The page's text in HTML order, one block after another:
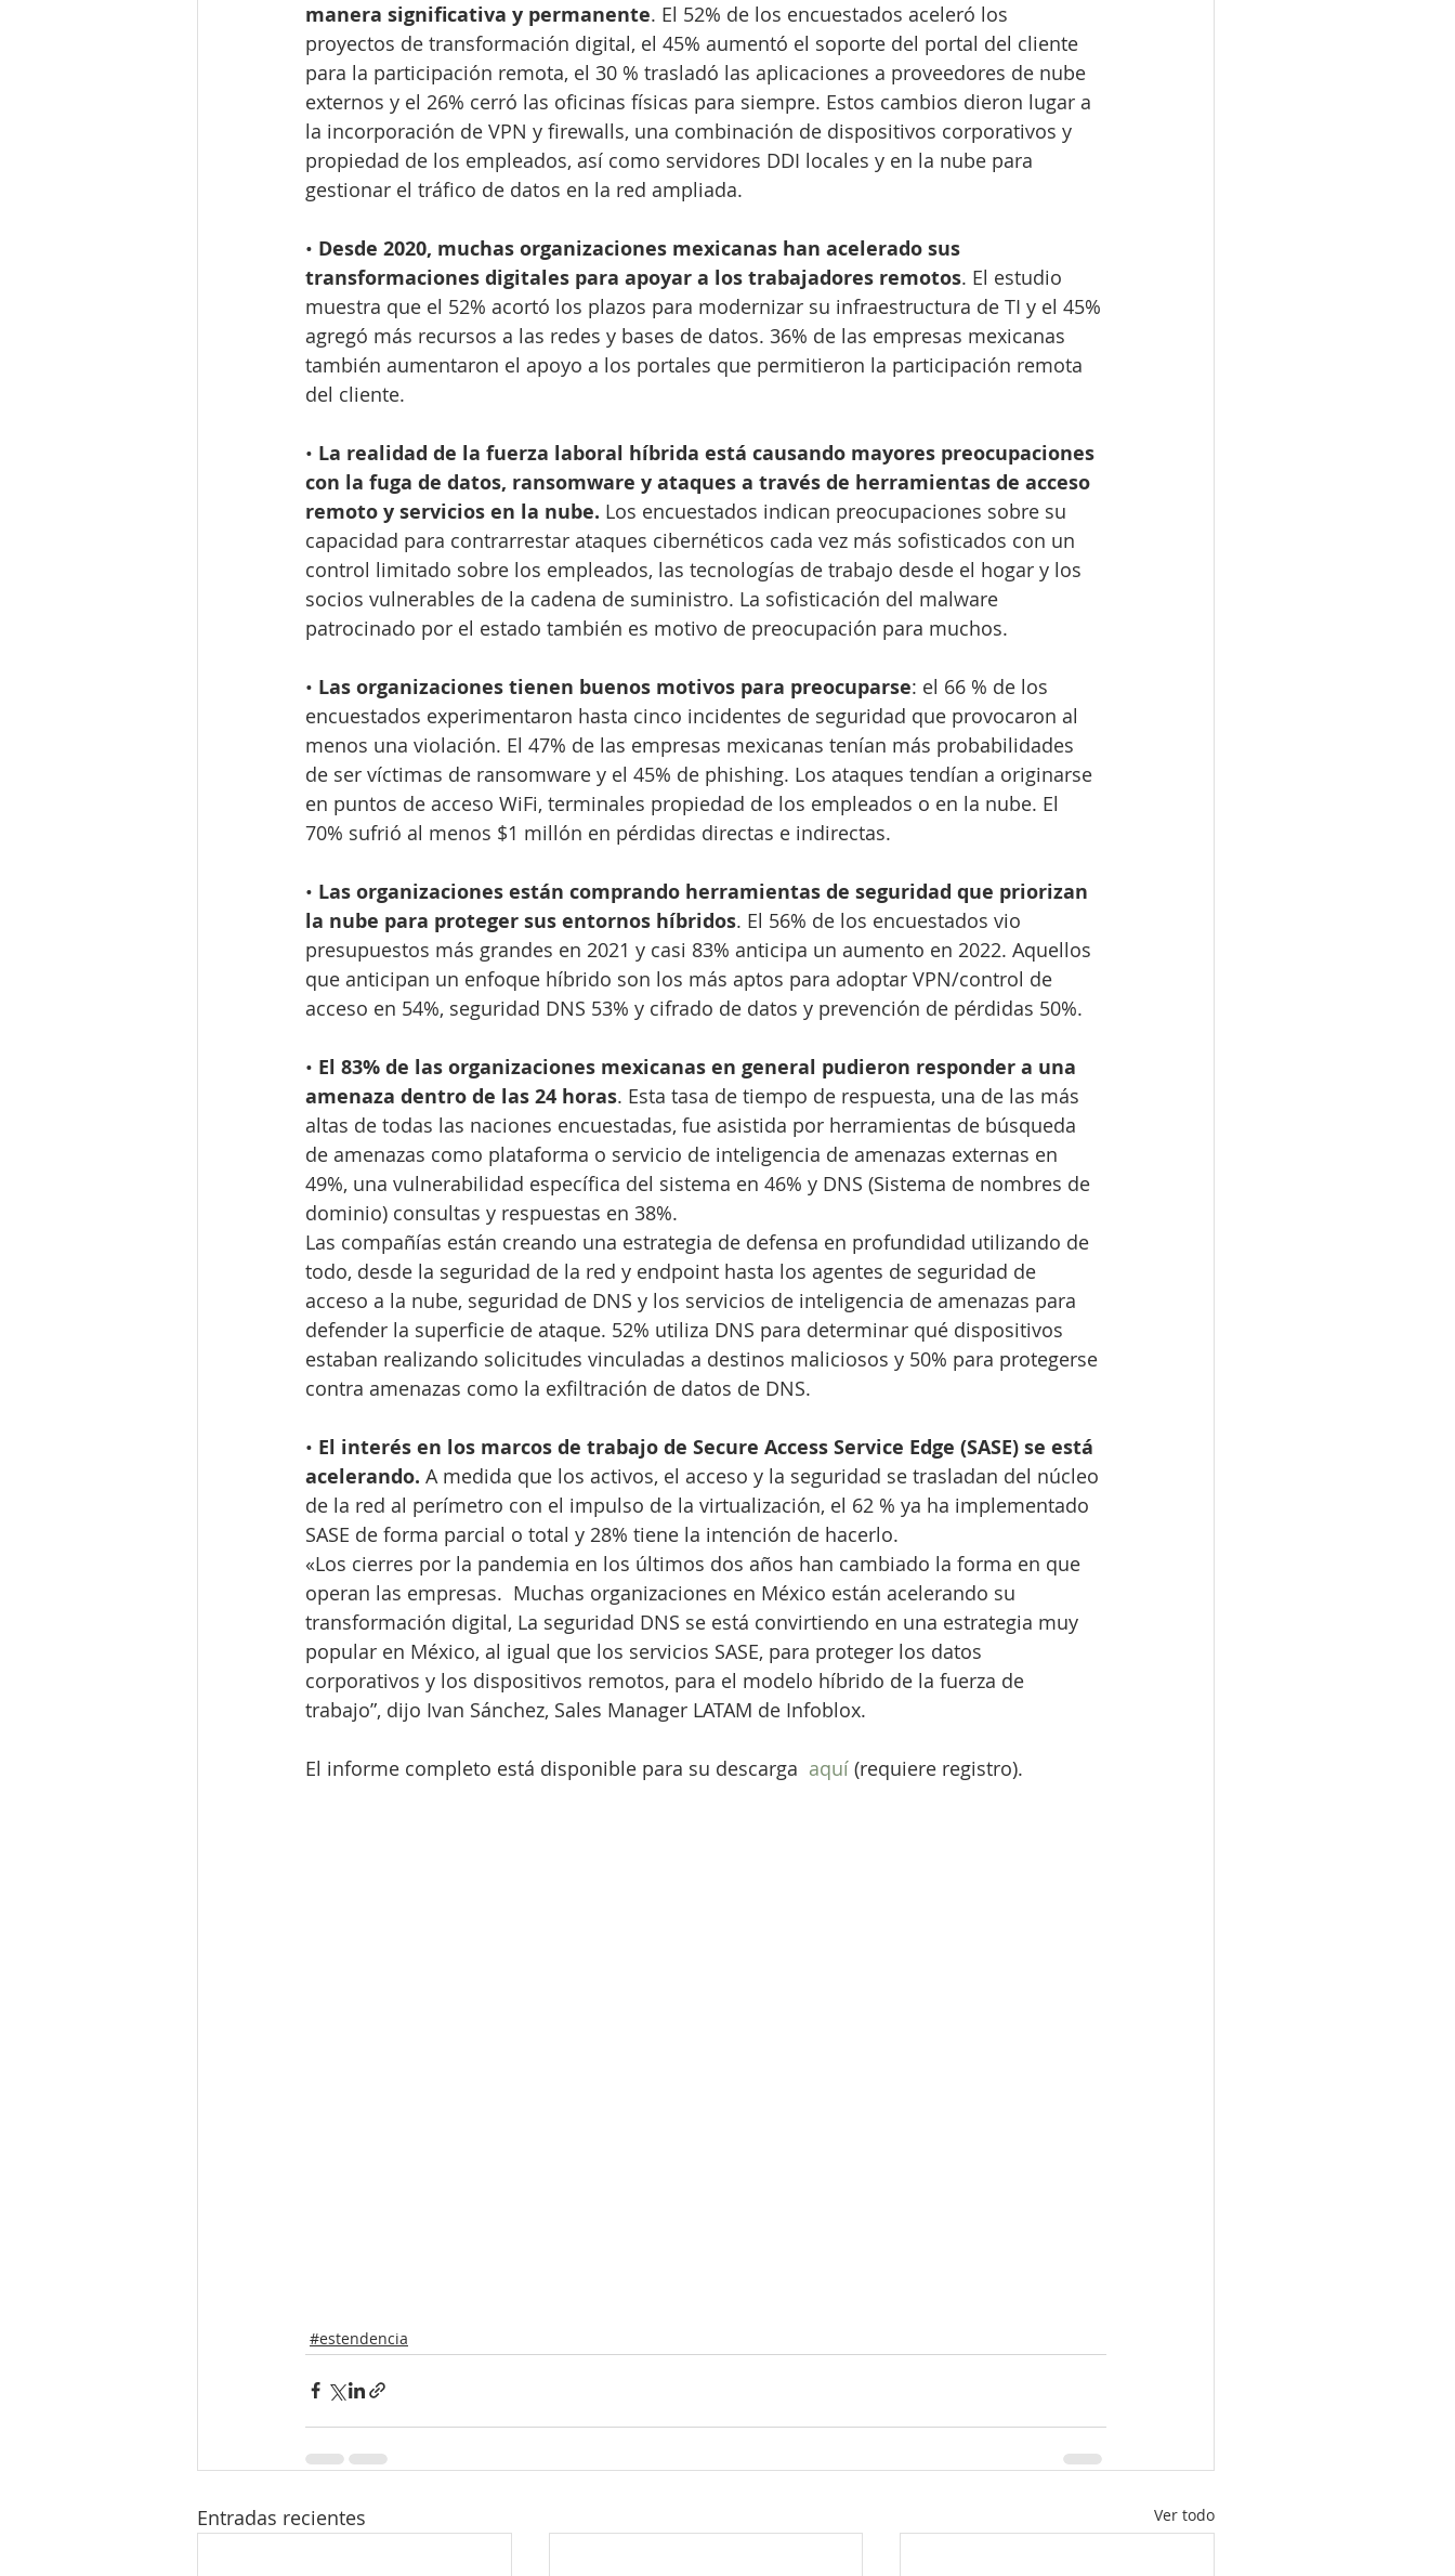
manera significativa y permanente. El 52% de los encuestados aceleró los
proyectos de transformación digital, el 45% aumentó el soporte del portal del cliente
para la participación remota, el 30 % trasladó las aplicaciones a proveedores de nube
externos y el 26% cerró las oficinas físicas para siempre. Estos cambios dieron lugar a
la incorporación de VPN y firewalls, una combinación de dispositivos corporativos y
propiedad de los empleados, así como servidores DDI locales y en la nube para
gestionar el tráfico de datos en la red ampliada.
• Desde 2020, muchas organizaciones mexicanas han acelerado sus
transformaciones digitales para apoyar a los trabajadores remotos. El estudio
muestra que el 52% acortó los plazos para modernizar su infraestructura de TI y el 45%
agregó más recursos a las redes y bases de datos. 36% de las empresas mexicanas
también aumentaron el apoyo a los portales que permitieron la participación remota
del cliente.
• La realidad de la fuerza laboral híbrida está causando mayores preocupaciones
con la fuga de datos, ransomware y ataques a través de herramientas de acceso
remoto y servicios en la nube. Los encuestados indican preocupaciones sobre su
capacidad para contrarrestar ataques cibernéticos cada vez más sofisticados con un
control limitado sobre los empleados, las tecnologías de trabajo desde el hogar y los
socios vulnerables de la cadena de suministro. La sofisticación del malware
patrocinado por el estado también es motivo de preocupación para muchos.
• Las organizaciones tienen buenos motivos para preocuparse: el 66 % de los
encuestados experimentaron hasta cinco incidentes de seguridad que provocaron al
menos una violación. El 47% de las empresas mexicanas tenían más probabilidades
de ser víctimas de ransomware y el 45% de phishing. Los ataques tendían a originarse
en puntos de acceso WiFi, terminales propiedad de los empleados o en la nube. El
70% sufrió al menos $1 millón en pérdidas directas e indirectas.
• Las organizaciones están comprando herramientas de seguridad que priorizan
la nube para proteger sus entornos híbridos. El 56% de los encuestados vio
presupuestos más grandes en 2021 y casi 83% anticipa un aumento en 2022. Aquellos
que anticipan un enfoque híbrido son los más aptos para adoptar VPN/control de
acceso en 54%, seguridad DNS 53% y cifrado de datos y prevención de pérdidas 50%.
• El 83% de las organizaciones mexicanas en general pudieron responder a una
amenaza dentro de las 24 horas. Esta tasa de tiempo de respuesta, una de las más
altas de todas las naciones encuestadas, fue asistida por herramientas de búsqueda
de amenazas como plataforma o servicio de inteligencia de amenazas externas en
49%, una vulnerabilidad específica del sistema en 46% y DNS (Sistema de nombres de
dominio) consultas y respuestas en 38%.
Las compañías están creando una estrategia de defensa en profundidad utilizando de
todo, desde la seguridad de la red y endpoint hasta los agentes de seguridad de
acceso a la nube, seguridad de DNS y los servicios de inteligencia de amenazas para
defender la superficie de ataque. 52% utiliza DNS para determinar qué dispositivos
estaban realizando solicitudes vinculadas a destinos maliciosos y 50% para protegerse
contra amenazas como la exfiltración de datos de DNS.
• El interés en los marcos de trabajo de Secure Access Service Edge (SASE) se está
acelerando. A medida que los activos, el acceso y la seguridad se trasladan del núcleo
de la red al perímetro con el impulso de la virtualización, el 62 % ya ha implementado
SASE de forma parcial o total y 28% tiene la intención de hacerlo.
«Los cierres por la pandemia en los últimos dos años han cambiado la forma en que
operan las empresas.  Muchas organizaciones en México están acelerando su
transformación digital, La seguridad DNS se está convirtiendo en una estrategia muy
popular en México, al igual que los servicios SASE, para proteger los datos
corporativos y los dispositivos remotos, para el modelo híbrido de la fuerza de
trabajo”, dijo Ivan Sánchez, Sales Manager LATAM de Infoblox.
El informe completo está disponible para su descarga aquí (requiere registro).
#estendencia
Entradas recientes Ver todo